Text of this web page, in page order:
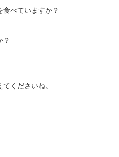
べていますか？
？
くださいね。